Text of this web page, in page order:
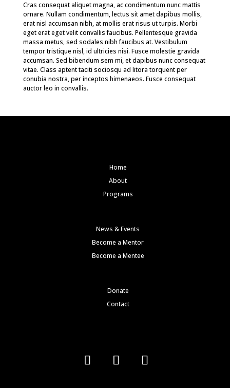
Cras consequat aliquet magna, ac condimentum nunc mattis
ornare. Nullam condimentum, lectus sit amet dapibus mollis,
erat nisl accumsan nibh, at mollis erat risus ut turpis. Morbi
eget erat eget velit convallis faucibus. Pellentesque gravida
massa metus, sed sodales nibh faucibus at. Vestibulum
tempor tristique nisl, id ultricies nisi. Fusce molestie gravida
accumsan. Sed bibendum sem mi, et dapibus nunc consequat
vitae. Class aptent taciti sociosqu ad litora torquent per
conubia nostra, per inceptos himenaeos. Fusce consequat
auctor leo in convallis.
Home
About
Programs
News & Events
Become a Mentor
Become a Mentee
Donate
Contact